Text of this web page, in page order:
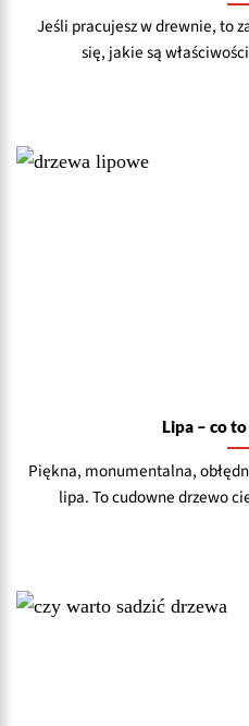
Jeśli pracujesz w drewnie, to
się, jakie są
Lipa – co
Piękna, monumentalna,
lipa. To cudowne drzewo